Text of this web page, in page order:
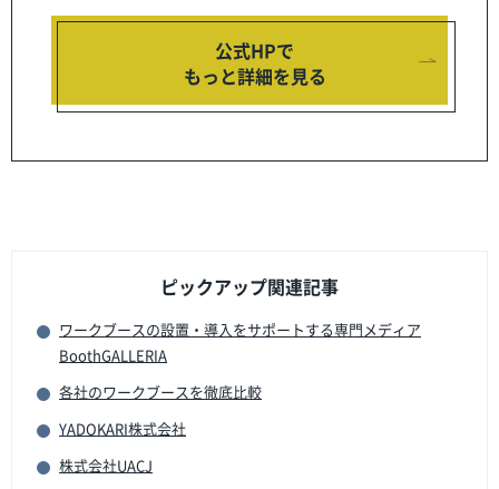
公式HPで
もっと詳細を見る
ピックアップ関連記事
ワークブースの設置・導入をサポートする専門メディア
BoothGALLERIA
各社のワークブースを徹底比較
YADOKARI株式会社
株式会社UACJ